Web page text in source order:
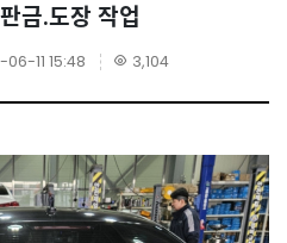
금.도장 작업
11 15:48 3,104